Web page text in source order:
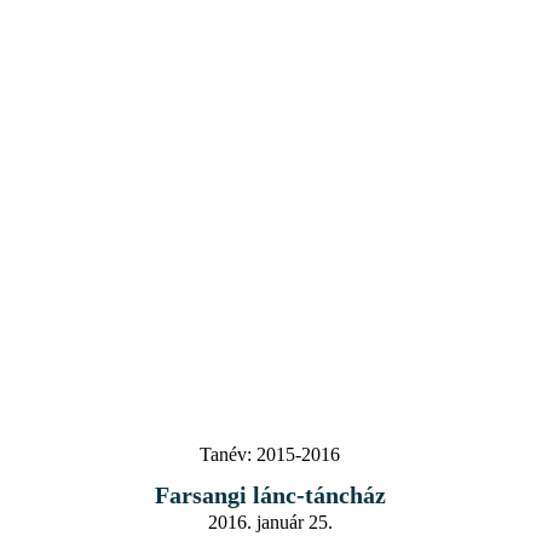
Tanév: 2015-2016
Farsangi lánc-táncház
2016. január 25.